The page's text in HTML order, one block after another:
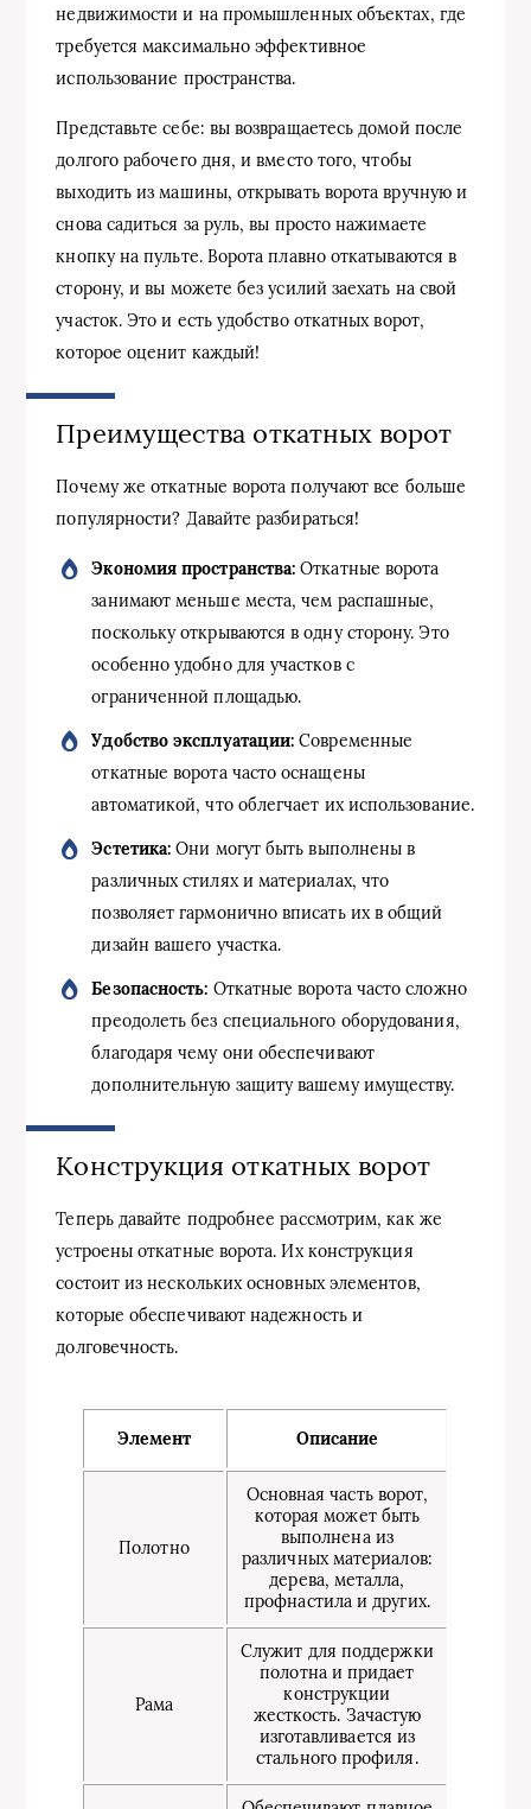
недвижимости и на промышленных объектах, где
требуется максимально эффективное
использование пространства.
Представьте себе: вы возвращаетесь домой после
долгого рабочего дня, и вместо того, чтобы
выходить из машины, открывать ворота вручную и
снова садиться за руль, вы просто нажимаете
кнопку на пульте. Ворота плавно откатываются в
сторону, и вы можете без усилий заехать на свой
участок. Это и есть удобство откатных ворот,
которое оценит каждый!
Преимущества откатных ворот
Почему же откатные ворота получают все больше
популярности? Давайте разбираться!
Экономия пространства: Откатные ворота
занимают меньше места, чем распашные,
поскольку открываются в одну сторону. Это
особенно удобно для участков с
ограниченной площадью.
Удобство эксплуатации: Современные
откатные ворота часто оснащены
автоматикой, что облегчает их использование.
Эстетика: Они могут быть выполнены в
различных стилях и материалах, что
позволяет гармонично вписать их в общий
дизайн вашего участка.
Безопасность: Откатные ворота часто сложно
преодолеть без специального оборудования,
благодаря чему они обеспечивают
дополнительную защиту вашему имуществу.
Конструкция откатных ворот
Теперь давайте подробнее рассмотрим, как же
устроены откатные ворота. Их конструкция
состоит из нескольких основных элементов,
которые обеспечивают надежность и
долговечность.
Элемент Описание
Полотно
Основная часть ворот,
которая может быть
выполнена из
различных материалов:
дерева, металла,
профнастила и других.
Рама
Служит для поддержки
полотна и придает
конструкции
жесткость. Зачастую
изготавливается из
стального профиля.